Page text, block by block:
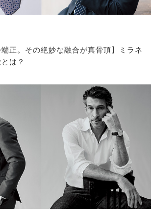
端正。その絶妙な融合が真骨頂】ミラネ
は？